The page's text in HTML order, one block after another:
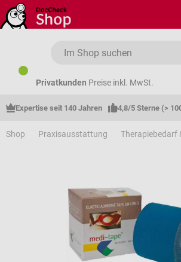
Zum Hauptinhalt springen
Privatkunden Preise inkl. MwSt.
Expertise seit 140 Jahren 4,8/5 Sterne (>
Shop Praxisausstattung Therapiebedarf